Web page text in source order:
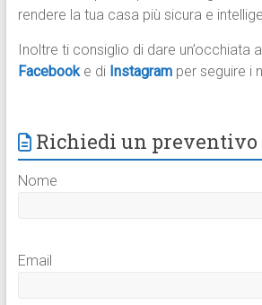
rendere la tua casa più sicura e
Inoltre ti consiglio di dare un’occhiata
Facebook e di Instagram per seguire i
Richiedi un
Nome
Email